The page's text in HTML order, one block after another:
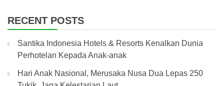
RECENT POSTS
Santika Indonesia Hotels & Resorts Kenalkan Dunia
Perhotelan Kepada Anak-anak
Hari Anak Nasional, Merusaka Nusa Dua Lepas 250